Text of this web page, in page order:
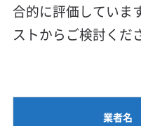
利便性・サービス (12)
年末年始対応
防カビ・
合的に評価していま
ストからご検討くだ
業者名